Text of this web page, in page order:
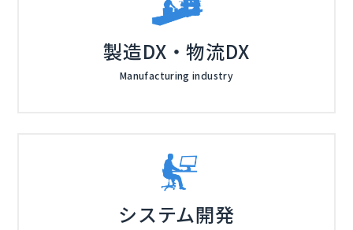
製造DX・物流DX
Manufacturing industry
システム開発